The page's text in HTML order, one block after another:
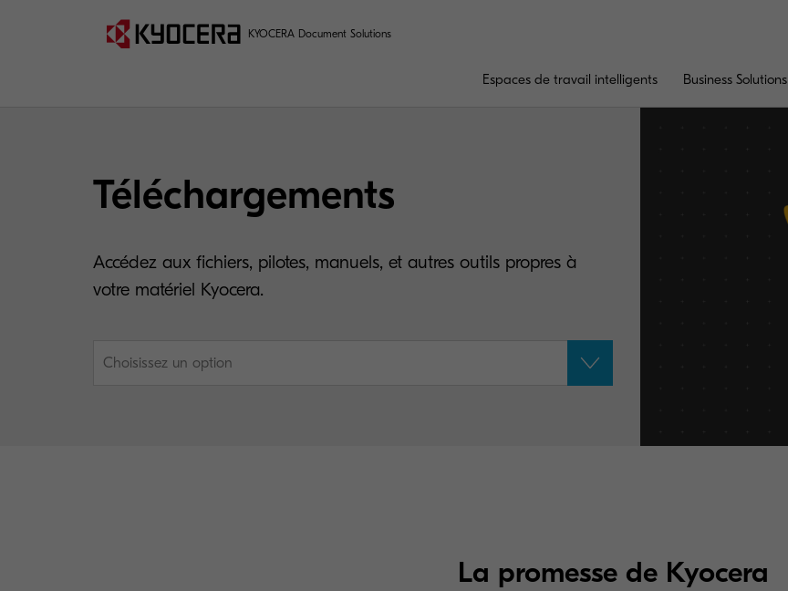
KYOCERA Document Solutions
Espaces de travail intelligents Business Solutions
Téléchargements
Accédez aux fichiers, pilotes, manuels, et autres outils propres à
votre matériel Kyocera.
Choisissez un option
La promesse de Kyocera